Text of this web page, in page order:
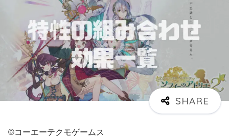
©コーエーテクモゲームス